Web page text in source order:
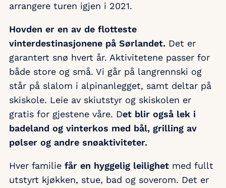
arrangere turen igjen i 2021.
Hovden er en av de flotteste
vinterdestinasjonene på Sørlandet. Det er
garantert snø hvert år. Aktivitetene passer for
både store og små. Vi går på langrennski og
står på slalom i alpinanlegget, samt deltar på
skiskole. Leie av skiutstyr og skiskolen er
gratis for gjestene våre. Det blir også lek i
badeland og vinterkos med bål, grilling av
pølser og andre snøaktiviteter.
Hver familie får en hyggelig leilighet med fullt
utstyrt kjøkken, stue, bad og soverom. Det er